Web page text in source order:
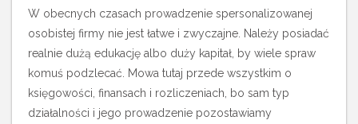
W obecnych czasach prowadzenie spersonalizowanej
osobistej firmy nie jest łatwe i zwyczajne. Należy posiadać
realnie dużą edukację albo duży kapitał, by wiele spraw
komuś podzlecać. Mowa tutaj przede wszystkim o
księgowości, finansach i rozliczeniach, bo sam typ
działalności i jego prowadzenie pozostawiamy